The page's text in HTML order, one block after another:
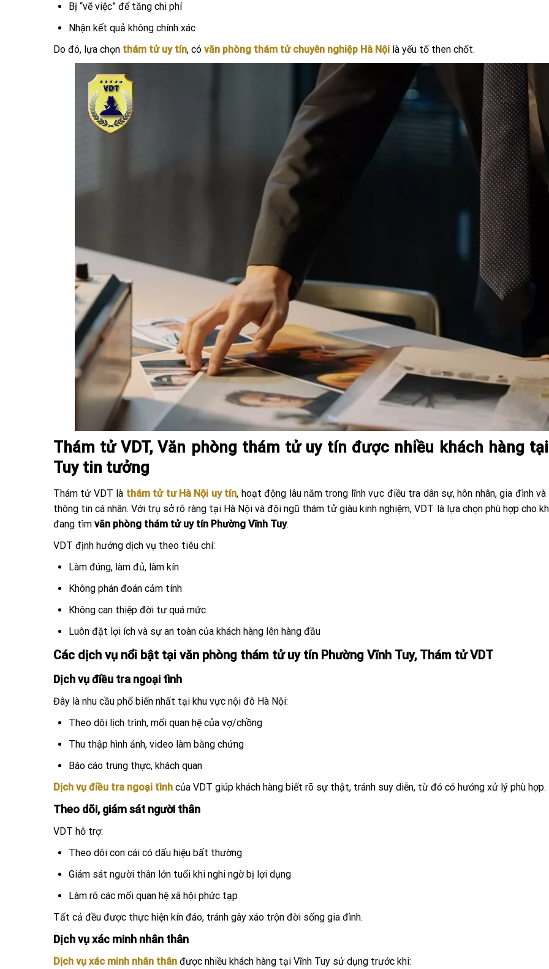
Bị “vẽ việc” để tăng chi phí
Nhận kết quả không chính xác
Do đó, lựa chọn thám tử uy tín, có văn phòng thám tử chuyên nghiệp Hà Nội là yếu tố then chốt.
Thám tử VDT, Văn phòng thám tử uy tín được nhiều khách hàng
Tuy tin tưởng
Thám tử VDT là thám tử tư Hà Nội uy tín, hoạt động lâu năm trong lĩnh vực điều tra dân sự, hôn nhân, gia đình và
thông tin cá nhân. Với trụ sở rõ ràng tại Hà Nội và đội ngũ thám tử giàu kinh nghiệm, VDT là lựa chọn phù hợp cho
đang tìm văn phòng thám tử uy tín Phường Vĩnh Tuy.
VDT định hướng dịch vụ theo tiêu chí:
Làm đúng, làm đủ, làm kín
Không phán đoán cảm tính
Không can thiệp đời tư quá mức
Luôn đặt lợi ích và sự an toàn của khách hàng lên hàng đầu
Các dịch vụ nổi bật tại văn phòng thám tử uy tín Phường Vĩnh Tuy, Thám tử VDT
Dịch vụ điều tra ngoại tình
Đây là nhu cầu phổ biến nhất tại khu vực nội đô Hà Nội:
Theo dõi lịch trình, mối quan hệ của vợ/chồng
Thu thập hình ảnh, video làm bằng chứng
Báo cáo trung thực, khách quan
Dịch vụ điều tra ngoại tình của VDT giúp khách hàng biết rõ sự thật, tránh suy diễn, từ đó có hướng xử lý phù hợp.
Theo dõi, giám sát người thân
VDT hỗ trợ:
Theo dõi con cái có dấu hiệu bất thường
Giám sát người thân lớn tuổi khi nghi ngờ bị lợi dụng
Làm rõ các mối quan hệ xã hội phức tạp
Tất cả đều được thực hiện kín đáo, tránh gây xáo trộn đời sống gia đình.
Dịch vụ xác minh nhân thân
Dịch vụ xác minh nhân thân được nhiều khách hàng tại Vĩnh Tuy sử dụng trước khi: